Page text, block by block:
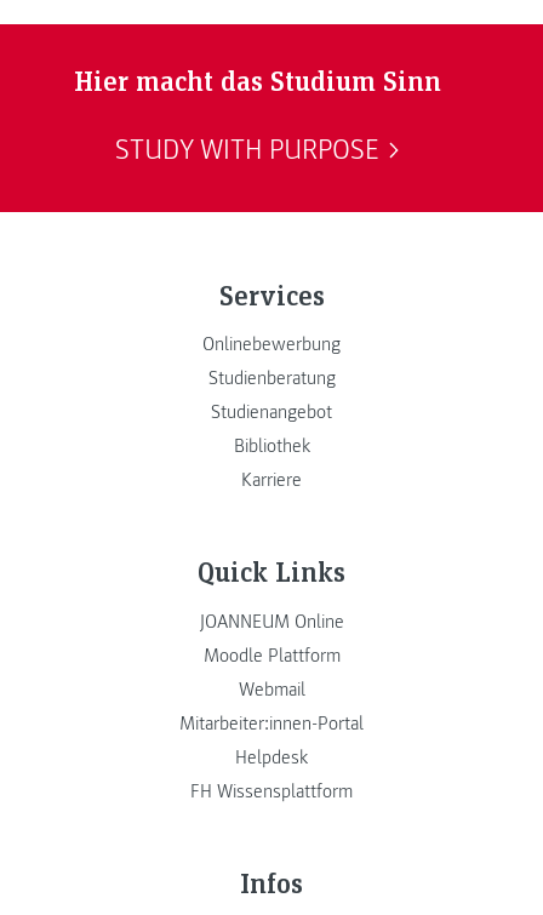
Hier macht das Studium Sinn
STUDY WITH PURPOSE
Services
Onlinebewerbung
Studienberatung
Studienangebot
Bibliothek
Karriere
Quick Links
JOANNEUM Online
Moodle Plattform
Webmail
Mitarbeiter:innen-Portal
Helpdesk
FH Wissensplattform
Infos